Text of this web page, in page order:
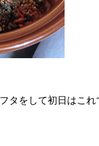
タをして初日はこれ